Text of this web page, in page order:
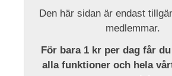
Den här sidan är endast
medlemmar.
För bara 1 kr per dag får
alla funktioner och hela